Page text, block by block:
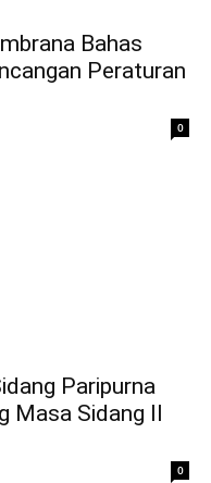
Bahas
Peraturan
0
Paripurna
Masa Sidang II
0